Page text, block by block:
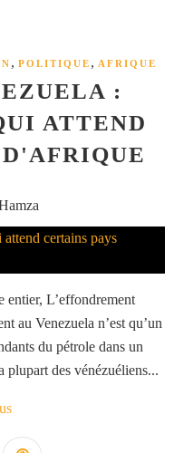
, POLITIQUE , AFRIQUE
:
ATTEND
entier, L’effondrement
au Venezuela n’est qu’un
du pétrole dans un
plupart des vénézuéliens...